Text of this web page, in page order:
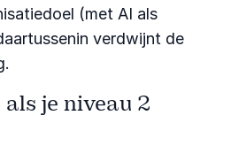
(met AI als
verdwijnt de
je niveau 2